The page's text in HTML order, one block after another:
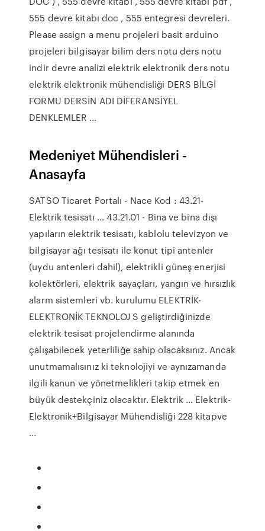
555 devre kitabı doc , 555 entegresi devreleri.
Please assign a menu projeleri basit arduino
projeleri bilgisayar bilim ders notu ders notu
indir devre analizi elektrik elektronik ders notu
elektrik elektronik mühendisliği DERS BİLGİ
FORMU DERSİN ADI DİFERANSİYEL
DENKLEMLER …
Medeniyet Mühendisleri -
Anasayfa
SATSO Ticaret Portalı - Nace Kod : 43.21-
Elektrik tesisatı ... 43.21.01 - Bina ve bina dışı
yapıların elektrik tesisatı, kablolu televizyon ve
bilgisayar ağı tesisatı ile konut tipi antenler
(uydu antenleri dahil), elektrikli güneş enerjisi
kolektörleri, elektrik sayaçları, yangın ve hırsızlık
alarm sistemleri vb. kurulumu ELEKTRİK-
ELEKTRONİK TEKNOLOJ S geliştirdiğinizde
elektrik tesisat projelendirme alanında
çalışabilecek yeterliliğe sahip olacaksınız. Ancak
unutmamalısınız ki teknolojiyi ve aynızamanda
ilgili kanun ve yönetmelikleri takip etmek en
büyük destekçiniz olacaktır. Elektrik … Elektrik-
Elektronik+Bilgisayar Mühendisliği 228 kitapve
...